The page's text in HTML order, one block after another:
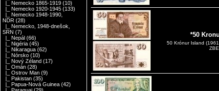
|_ Nemecko 1865-1919 (10)
|_ Nemecko 1920-1945 (133)
|_ Nemecko 1948-1990,
NDR (28)
|_ Nemecko, 1948-dnešok,
SRN (7)
|_ Nepál (66)
|_ Nigéria (45)
|_ Nikaragua (62)
|_ Nórsko (10)
|_ Nový Zéland (17)
|_ Omán (28)
|_ Ostrov Man (9)
|_ Pakistan (35)
|_ Papua-Nová Guinea (42)
*50
50 Krónur Island